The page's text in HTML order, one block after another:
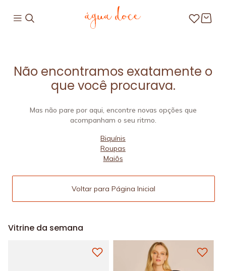
Não encontramos exatamente o
que você procurava.
Mas não pare por aqui, encontre novas opções que
acompanham o seu ritmo.
Biquínis
Roupas
Maiôs
Voltar para Página Inicial
Vitrine da semana